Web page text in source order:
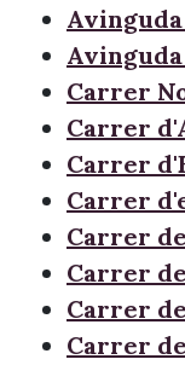
Carrer
Carrer
Carrer
Carrer
Carrer
Carrer
Carrer
Carrer